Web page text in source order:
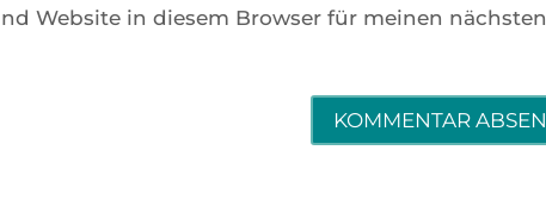
Website in diesem Browser für meinen nächsten